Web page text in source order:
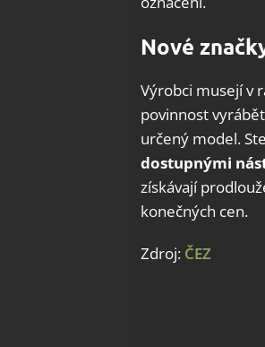
Nové
Výrobci musejí v
povinnost
určený model.
dostupnými
získávají
konečných cen.
Zdroj: ČEZ